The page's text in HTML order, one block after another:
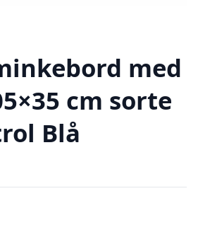
med
cm sorte
Blå